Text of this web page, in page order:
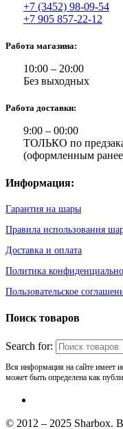
+7 (3452) 98-09-54
+7 905 857-22-12
Работа магазина:
10:00 – 20:00
Без выходных
Работа доставки:
9:00 – 00:00
ТОЛЬКО по
(оформленным
Информация:
Гарантия на шары
Правила использования
Доставка и оплата
Политика
Пользовательское
Поиск товаров
Search for:
Вся информация на сайте имеет
может быть определена как
© 2012 – 2025